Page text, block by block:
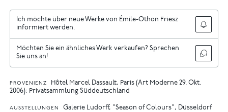
Ich möchte über neue Werke von Émile-Othon Friesz
informiert werden.
Möchten Sie ein ähnliches Werk verkaufen? Sprechen
Sie uns an!
PROVENIENZ
Hôtel Marcel Dassault, Paris (Art Moderne 29. Okt.
2006); Privatsammlung Süddeutschland
AUSSTELLUNGEN
Galerie Ludorff, "Season of Colours", Düsseldorf